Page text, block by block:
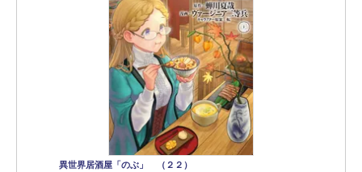
異世界居酒屋「のぶ」 （２２）